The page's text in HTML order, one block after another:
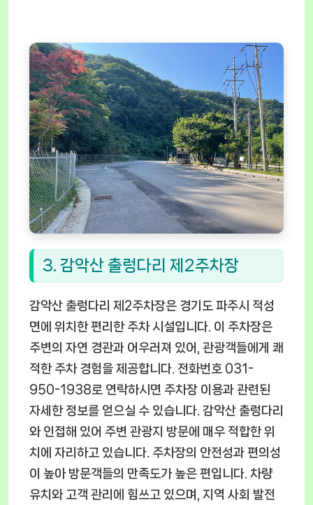
3. 감악산 출렁다리 제2주차장
감악산 출렁다리 제2주차장은 경기도 파주시 적성
면에 위치한 편리한 주차 시설입니다. 이 주차장은
주변의 자연 경관과 어우러져 있어, 관광객들에게 쾌
적한 주차 경험을 제공합니다. 전화번호 031-
950-1938로 연락하시면 주차장 이용과 관련된
자세한 정보를 얻으실 수 있습니다. 감악산 출렁다리
와 인접해 있어 주변 관광지 방문에 매우 적합한 위
치에 자리하고 있습니다. 주차장의 안전성과 편의성
이 높아 방문객들의 만족도가 높은 편입니다. 차량
유치와 고객 관리에 힘쓰고 있으며, 지역 사회 발전